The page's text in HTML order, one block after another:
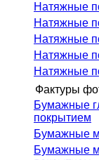
Натяжные
Натяжные
Натяжные
Натяжные
Натяжные
Фактуры
Бумажные
покрытием
Бумажные
Бумажные